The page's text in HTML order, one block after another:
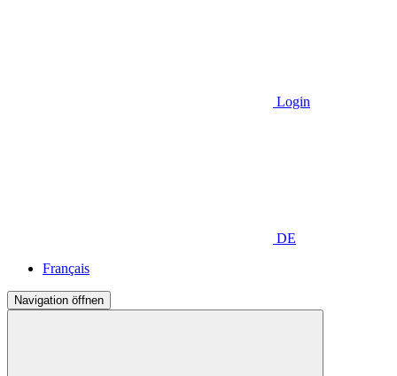
Login
DE
Français
Navigation öffnen